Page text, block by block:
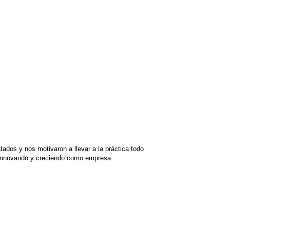
y nos motivaron a llevar a la práctica todo
y creciendo como empresa.